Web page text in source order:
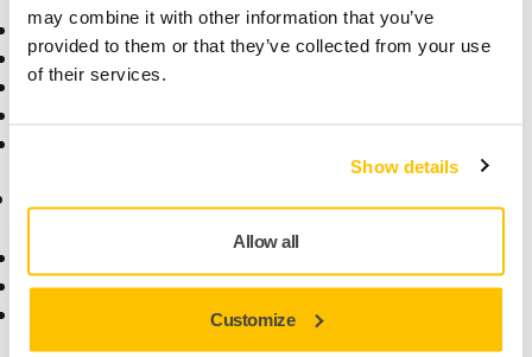
may combine it with other information that you’ve
provided to them or that they’ve collected from your use
of their services.
Show details
Allow all
Customize
Downloads
Garantibetingelser
Kundeservice
Om os
Kontakt os
For partnere
Online Shop
Kundeservice
Vilkår of betingelser for